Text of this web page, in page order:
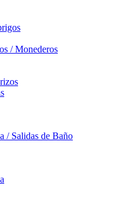
/ Monederos
/ Salidas de Baño